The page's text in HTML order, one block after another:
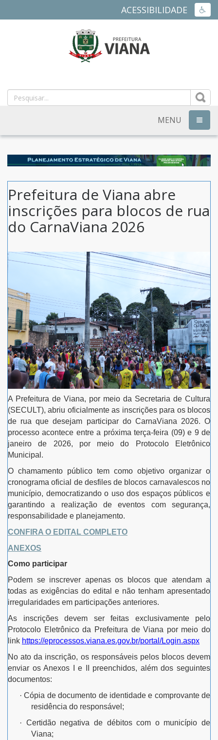
ACESSIBILIDADE
MUNICIPAL
DE
VIANA
ES
MENU
Prefeitura de Viana abre
inscrições para blocos de rua
do CarnaViana 2026
A Prefeitura de Viana, por meio da Secretaria de Cultura
(SECULT), abriu oficialmente as inscrições para os blocos
de rua que desejam participar do CarnaViana 2026. O
processo acontece entre a próxima terça-feira (09) e 9 de
janeiro de 2026, por meio do Protocolo Eletrônico
Municipal.
O chamamento público tem como objetivo organizar o
cronograma oficial de desfiles de blocos carnavalescos no
município, democratizando o uso dos espaços públicos e
garantindo a realização de eventos com segurança,
responsabilidade e planejamento.
CONFIRA O EDITAL COMPLETO
ANEXOS
Como participar
Podem se inscrever apenas os blocos que atendam a
todas as exigências do edital e não tenham apresentado
irregularidades em participações anteriores.
As inscrições devem ser feitas exclusivamente pelo
Protocolo Eletrônico da Prefeitura de Viana por meio do
link https://eprocessos.viana.es.gov.br/portal/Login.aspx
No ato da inscrição, os responsáveis pelos blocos devem
enviar os Anexos I e II preenchidos, além dos seguintes
documentos:
·Cópia de documento de identidade e comprovante de
residência do responsável;
· Certidão negativa de débitos com o município de
Viana;